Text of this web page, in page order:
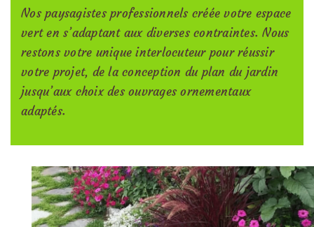
Nos paysagistes professionnels créée votre espace
vert en s’adaptant aux diverses contraintes. Nous
restons votre unique interlocuteur pour réussir
votre projet, de la conception du plan du jardin
jusqu’aux choix des ouvrages ornementaux
adaptés.